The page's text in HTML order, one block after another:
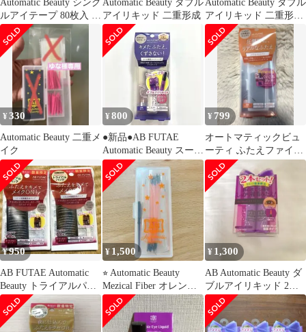
Automatic Beauty シング
ルアイテープ 80枚入 2
個セット
Automatic Beauty ダブル
アイリキッド 二重形成
Automatic Beauty ダブル
アイリキッド 二重形成
リキッド
¥330
Automatic Beauty 二重メ
イク
¥800
●新品●AB FUTAE
Automatic Beauty スーパ
ーハード
¥ 799
オートマティックビュ
ーティ ふたえファイバ
ー ReAB-04 100本入 橙
¥950
AB FUTAE Automatic
Beauty トライアルパッ
ク 60枚×2
¥ 1,500
⭐︎ Automatic Beauty
Mezical Fiber オレンジ
⭐︎
¥ 1,300
AB Automatic Beauty ダ
ブルアイリキッド 2本
セット